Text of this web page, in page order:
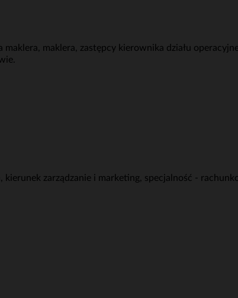
maklera, zastępcy kierownika działu
zarządzanie i marketing, specjalność -